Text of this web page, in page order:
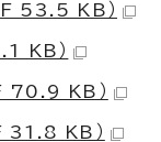
53.5 KB）
KB）
70.9 KB）
31.8 KB）